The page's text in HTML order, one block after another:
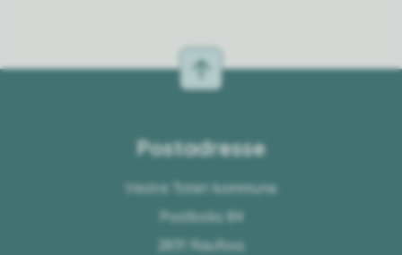
Postadresse
Vestre Toten kommune
Postboks 84
2831 Raufoss